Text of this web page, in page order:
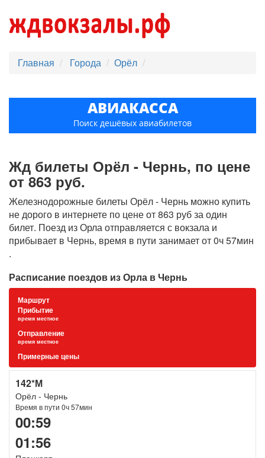
Главная Города Орёл
АВИАКАССА
Поиск дешёвых авиабилетов
Жд билеты Орёл - Чернь, по цене
от 863 руб.
Железнодорожные билеты Орёл - Чернь можно купить
не дорого в интернете по цене от 863 руб за один
билет. Поезд из Орла отправляется с вокзала и
прибывает в Чернь, время в пути занимает от 0ч 57мин
.
Расписание поездов из Орла в Чернь
Маршрут
Прибытие
время местное
Отправление
время местное
Примерные цены
142*М
Орёл - Чернь
Время в пути 0ч 57мин
00:59
01:56